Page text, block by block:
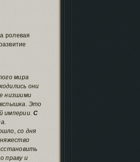
ролевая
мира
они
низшими
Это
империи.С
со дня
праву и